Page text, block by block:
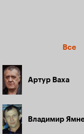
Все
Артур Ваха
Владимир